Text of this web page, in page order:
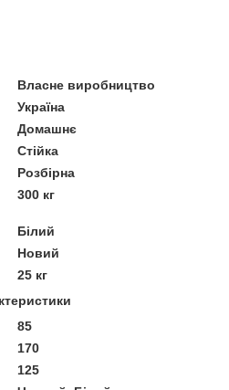
Власне виробництво
Україна
Домашнє
Стійка
Розбірна
300 кг
Білий
Новий
25 кг
85
170
125